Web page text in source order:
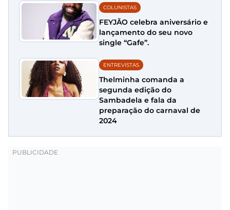
COLUNISTAS
FEYJÃO celebra aniversário e
lançamento do seu novo
single “Gafe”.
ENTREVISTAS
Thelminha comanda a
segunda edição do
Sambadela e fala da
preparação do carnaval de
2024